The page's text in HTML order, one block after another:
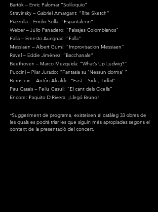
Bartók – Enric Palomar:”Soliloquio”
Stravinsky – Gabriel Amargant: “Rite Sketch”
Piazzolla – Emilio Solla: “Espantaleon”
Weber – Julio Panadero: “Paisajes Colombianos”
Falla – Ernesto Aurignac: “Falla”
Messiaen – Albert Gumí: “Improvisacion Messiaen”
Ravel – Eddie Jiménez: “Bacchanale”
Beethoven – Marco Mezquida: “What’s Up Ludwig?”
Puccini – Pilar Jurado: “Fantasia su ‘Nessun dorma’ ”
Bernstein – Antón Alcalde: “East... Side, Tidbit”
Pau Casals – Feliu Gasull: “El cant dels Ocells”
Encore: Paquito D’Rivera: ¡Llegó Bruno!
*Suggeriment de programa, existeixen al catàleg 33 obres de
les quals es podrà triar les que siguin més apropiades segons el
context de la presentació del concert.